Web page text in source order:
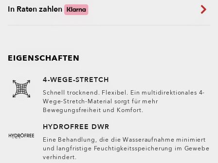
In Raten zahlen
EIGENSCHAFTEN
4-WEGE-STRETCH
Schnell trocknend. Flexibel. Ein multidirektionales 4-
Wege-Stretch-Material sorgt für mehr
Bewegungsfreiheit und Komfort.
HYDROFREE DWR
Eine Behandlung, die die Wasseraufnahme minimiert
und langfristige Feuchtigkeitsspeicherung im Gewebe
verhindert.